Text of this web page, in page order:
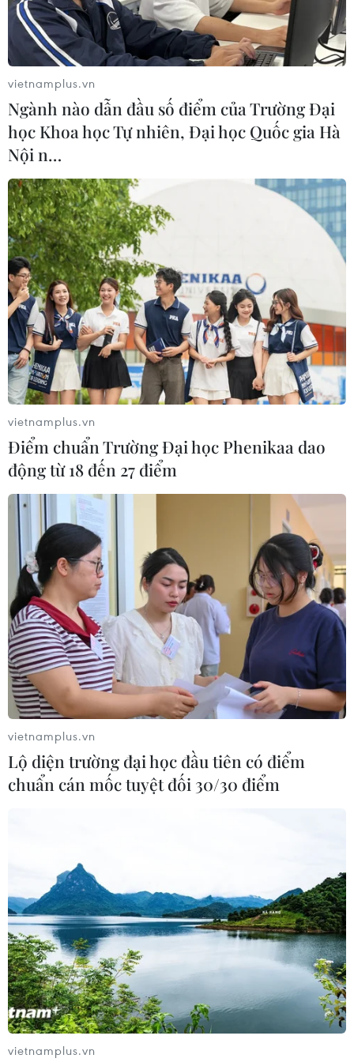
#Thống nhất đất nước
#Chiến thắng 30/4
#Nước Việt Nam là một
#Tổng Bí thư Tô Lâm
#Đài phát thanh La Primerisima
Tp. Hồ Chí Minh
Theo dõi VietnamPlus
50 NĂM THỐNG NHẤT ĐẤT NƯỚC
VietnamPlus lần thứ 2 liên tiếp trong năm 2025
Đào tạo nhân lực ngành văn học-nghệ thuật:
Cần gắn với nhu cầu thị trường
Tạo thuận lợi nhất cho người dân theo dõi các
sự kiện quan trọng của đất nước
50 năm Thống nhất đất nước: "Việt Nam là
minh chứng cho ý chí tự lực tự cường"
Hải Phòng rực rỡ đêm tổng duyệt Lễ kỷ
niệm 70 năm Ngày Giải phóng
vietnamplus.vn
Ngành nào dẫn đầu số điểm của Trường Đại
học Khoa học Tự nhiên, Đại học Quốc gia Hà
Nội n…
vietnamplus.vn
Điểm chuẩn Trường Đại học Phenikaa dao
động từ 18 đến 27 điểm
vietnamplus.vn
Lộ diện trường đại học đầu tiên có điểm
chuẩn cán mốc tuyệt đối 30/30 điểm
vietnamplus.vn